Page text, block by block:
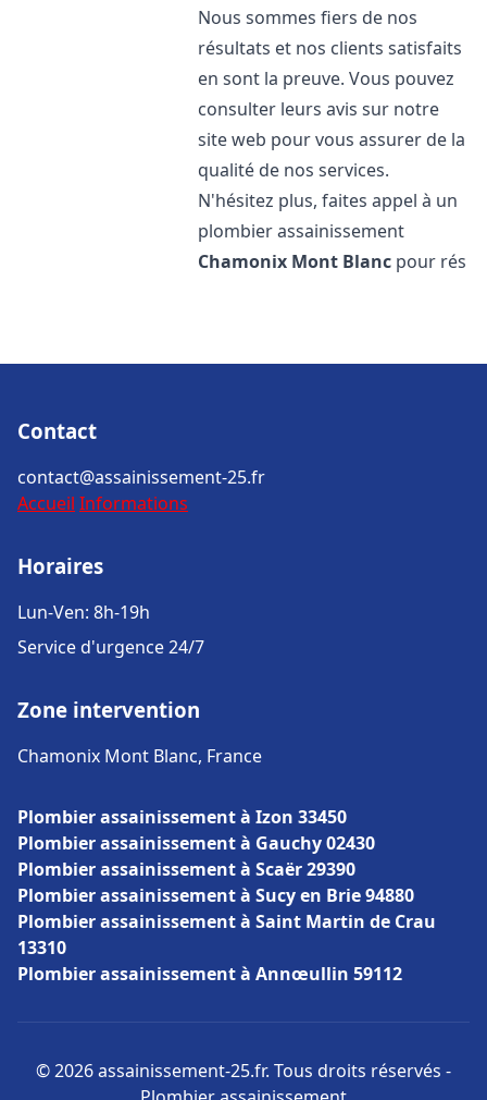
Nous sommes fiers de nos
résultats et nos clients satisfaits
en sont la preuve. Vous pouvez
consulter leurs avis sur notre
site web pour vous assurer de la
qualité de nos services.
N'hésitez plus, faites appel à un
plombier assainissement
Chamonix Mont Blanc pour rés
Contact
contact@assainissement-25.fr
Accueil Informations
Horaires
Lun-Ven: 8h-19h
Service d'urgence 24/7
Zone intervention
Chamonix Mont Blanc, France
Plombier assainissement à Izon 33450
Plombier assainissement à Gauchy 02430
Plombier assainissement à Scaër 29390
Plombier assainissement à Sucy en Brie 94880
Plombier assainissement à Saint Martin de Crau
13310
Plombier assainissement à Annœullin 59112
© 2026 assainissement-25.fr. Tous droits réservés -